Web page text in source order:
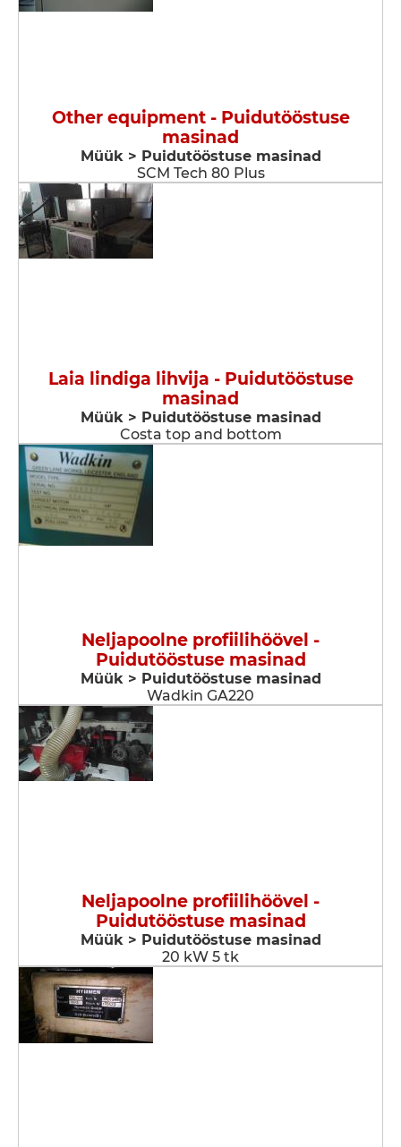
Other equipment - Puidutööstuse
masinad
Müük > Puidutööstuse masinad
SCM Tech 80 Plus
Laia lindiga lihvija - Puidutööstuse
masinad
Müük > Puidutööstuse masinad
Costa top and bottom
Neljapoolne profiilihöövel -
Puidutööstuse masinad
Müük > Puidutööstuse masinad
Wadkin GA220
Neljapoolne profiilihöövel -
Puidutööstuse masinad
Müük > Puidutööstuse masinad
20 kW 5 tk